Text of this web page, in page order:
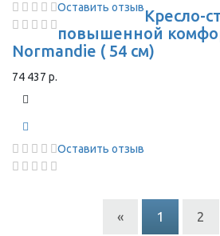
Оставить отзывКресло-
повышенной
Normandie ( 54 см)
74 437 р.
Оставить отзыв
« 1 2